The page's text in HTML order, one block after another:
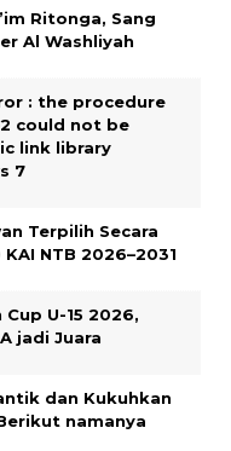
Ritonga, Sang
Al Washliyah
: the procedure
could not be
link library
7
Terpilih Secara
NTB 2026–2031
U-15 2026,
jadi Juara
dan Kukuhkan
namanya